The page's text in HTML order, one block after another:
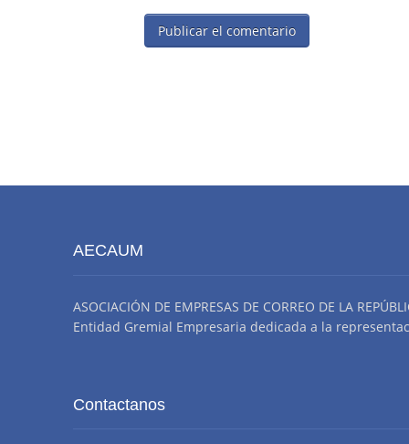
AECAUM
ASOCIACIÓN DE EMPRESAS DE CORREO DE LA
Entidad Gremial Empresaria dedicada a la
Contactanos